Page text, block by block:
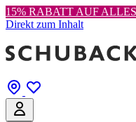
15% RABATT AUF
Direkt zum Inhalt